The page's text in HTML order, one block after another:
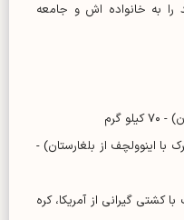
را به خانواده اش و جامعه
با اینوولچف از بلغارستان) -
با کشتی گیرانی از آمریکا، کره